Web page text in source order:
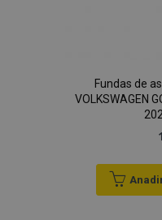
Fundas de
VOLKSWAGEN